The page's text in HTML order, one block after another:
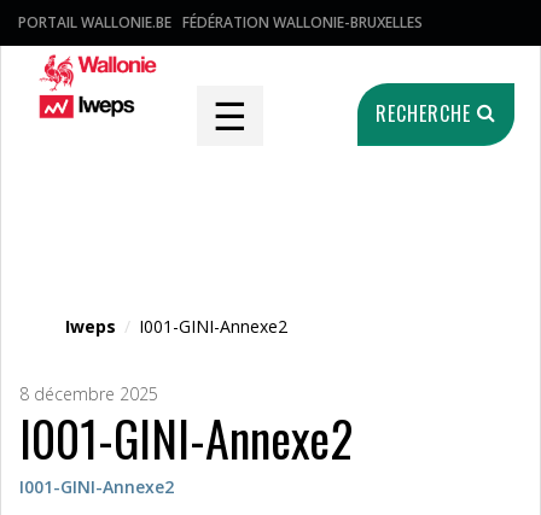
PORTAIL WALLONIE.BE FÉDÉRATION WALLONIE-BRUXELLES
☰ RECHERCHE
Iweps / I001-GINI-Annexe2
8 décembre 2025
I001-GINI-Annexe2
I001-GINI-Annexe2